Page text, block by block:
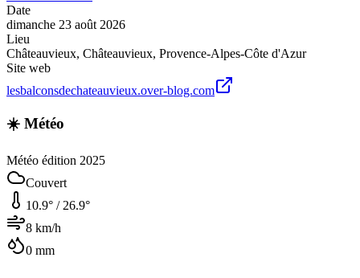
Date
dimanche 23 août 2026
Lieu
Châteauvieux, Châteauvieux, Provence-Alpes-Côte d'Azur
Site web
lesbalconsdechateauvieux.over-blog.com
☀️ Météo
Météo édition 2025
Couvert
10.9° / 26.9°
8 km/h
0 mm